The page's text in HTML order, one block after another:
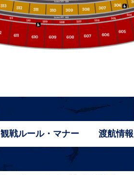
観戦ルール・マナー 渡航情報